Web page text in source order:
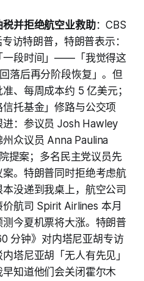
并拒绝航空业救助：CBS
访特朗普，特朗普表示：
一段时间」——「我觉得这
落后再分阶段恢复」。但
、每周成本约 5 亿美元；
托基金」修路与公交项
进：参议员 Josh Hawley
众议员 Anna Paulina
提案；多名民主党议员先
。特朗普同时拒绝考虑航
没递到我桌上，航空公司
航司 Spirit Airlines 本月
今夏机票将大涨。特朗普
分钟》对内塔尼亚胡专访
内塔尼亚胡「无人有先见」
知道他们会关闭霍尔木